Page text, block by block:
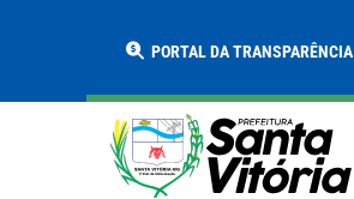
PORTAL DA TRANSPARÊNCIA